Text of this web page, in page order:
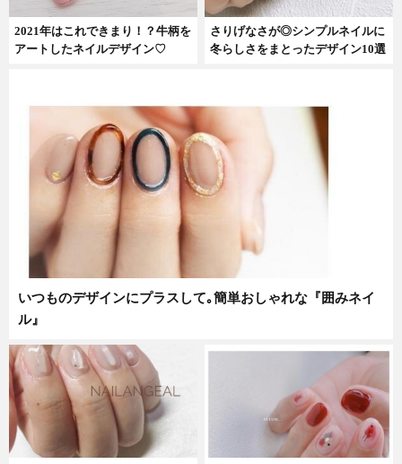
2021年はこれできまり！？牛柄を
アートしたネイルデザイン♡
さりげなさが◎シンプルネイルに
冬らしさをまとったデザイン10選
いつものデザインにプラスして｡簡単おしゃれな『囲みネイ
ル』